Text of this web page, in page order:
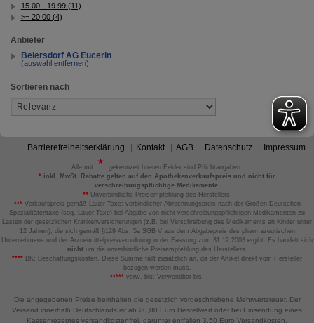
15.00 - 19.99 (11)
>= 20.00 (4)
Anbieter
Beiersdorf AG Eucerin
(auswahl entfernen)
Sortieren nach
Barrierefreiheitserklärung Kontakt AGB Datenschutz Impressum
Alle mit
gekennzeichneten Felder sind Pflichtangaben.
* inkl. MwSt. Rabatte gelten auf den Apothekenverkaufspreis und nicht für
verschreibungspflichtige Medikamente.
**Unverbindliche Preisempfehlung des Herstellers.
***Verkaufspreis gemäß Lauer-Taxe; verbindlicher Abrechnungspreis nach der Großen Deutschen
Spezialitätentaxe (sog. Lauer-Taxe) bei Abgabe von nicht verschreibungspflichtigen Medikamenten zu
Lasten der gesetzlichen Krankenversicherungen (z.B. bei Verschreibung des Medikaments an Kinder unter
12 Jahren), die sich gemäß §129 Abs. 5a SGB V aus dem Abgabepreis des pharmazeutischen
Unternehmens und der Arzneimittelpreisverordnung in der Fassung zum 31.12.2003 ergibt. Es handelt sich
nichtum die unverbindliche Preisempfehlung des Herstellers.
**** BK: Beschaffungskosten. Diese Summe fällt zusätzlich an, da der Artikel direkt vom Hersteller
bezogen werden muss.
***** verw. bis: Verwendbar bis.
Die angegebenen Preise beinhalten die gesetzlich vorgeschriebene Mehrwertsteuer. Der
Versand innerhalb Deutschlands ist ab 20,00 Euro Bestellwert oder bei Einsendung eines
Kassenrezeptes versandkostenfrei, darunter entfallen 3,50 Euro Versandkosten.